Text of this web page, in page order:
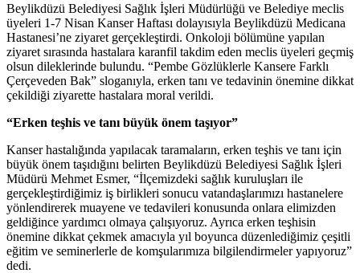
Beylikdüzü Belediyesi Sağlık İşleri Müdürlüğü ve Belediye meclis
üyeleri 1-7 Nisan Kanser Haftası dolayısıyla Beylikdüzü Medicana
Hastanesi’ne ziyaret gerçekleştirdi. Onkoloji bölümüne yapılan
ziyaret sırasında hastalara karanfil takdim eden meclis üyeleri geçmiş
olsun dileklerinde bulundu. “Pembe Gözlüklerle Kansere Farklı
Çerçeveden Bak” sloganıyla, erken tanı ve tedavinin önemine dikkat
çekildiği ziyarette hastalara moral verildi.
“Erken teşhis ve tanı büyük önem taşıyor”
Kanser hastalığında yapılacak taramaların, erken teşhis ve tanı için
büyük önem taşıdığını belirten Beylikdüzü Belediyesi Sağlık İşleri
Müdürü Mehmet Esmer, “İlçemizdeki sağlık kuruluşları ile
gerçekleştirdiğimiz iş birlikleri sonucu vatandaşlarımızı hastanelere
yönlendirerek muayene ve tedavileri konusunda onlara elimizden
geldiğince yardımcı olmaya çalışıyoruz. Ayrıca erken teşhisin
önemine dikkat çekmek amacıyla yıl boyunca düzenlediğimiz çeşitli
eğitim ve seminerlerle de komşularımıza bilgilendirmeler yapıyoruz”
dedi.